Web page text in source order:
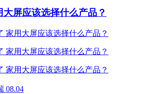
屏应该选择什么产品？
08.04